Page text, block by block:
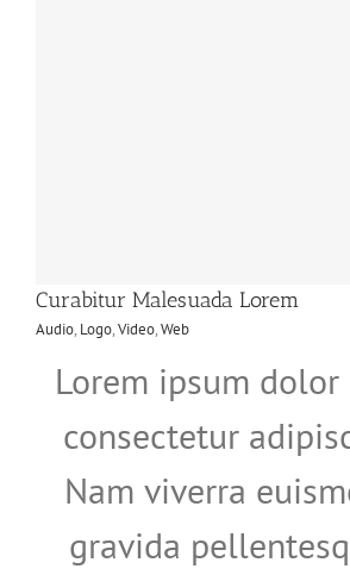
Curabitur Malesuada Lorem
Audio, Logo,Video,Web
Lorem ipsum
consectetur
Nam viverra
gravida